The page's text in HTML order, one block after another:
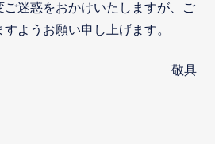
迷惑をおかけいたしますが、ご
ようお願い申し上げます。
敬具